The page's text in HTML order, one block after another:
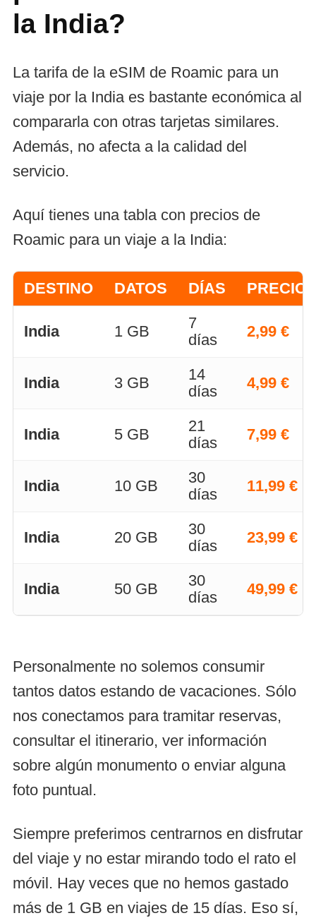
la India?
La tarifa de la eSIM de Roamic para un
viaje por la India es bastante económica al
compararla con otras tarjetas similares.
Además, no afecta a la calidad del
servicio.
Aquí tienes una tabla con precios de
Roamic para un viaje a la India:
DESTINO DATOS DÍAS
India 1 GB
7
días
2,99 €
India 3 GB
14
días
4,99 €
India 5 GB
21
días
7,99 €
India 10 GB
30
días
11,99 €
India 20 GB
30
días
23,99 €
India 50 GB
30
días
49,99 €
Personalmente no solemos consumir
tantos datos estando de vacaciones. Sólo
nos conectamos para tramitar reservas,
consultar el itinerario, ver información
sobre algún monumento o enviar alguna
foto puntual.
Siempre preferimos centrarnos en disfrutar
del viaje y no estar mirando todo el rato el
móvil. Hay veces que no hemos gastado
más de 1 GB en viajes de 15 días. Eso sí,